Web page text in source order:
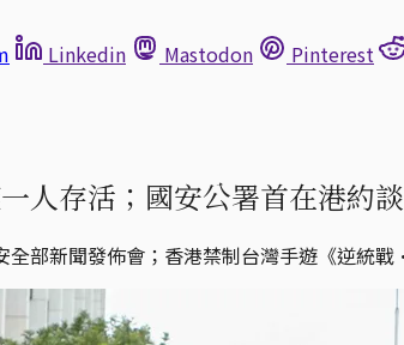
Linkedin Mastodon
Pinterest
人存活；國安公署首在港約談
部新聞發佈會；香港禁制台灣手遊《逆統